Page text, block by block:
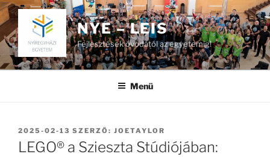
Tartalomhoz
NYE – LEIS
Fejlesztések óvodától az egyetemig!
Menü
BEKÜLDVE:
2025-02-13 SZERZŐ: JOETAYLOR
LEGO® a Szieszta Stúdiójában: